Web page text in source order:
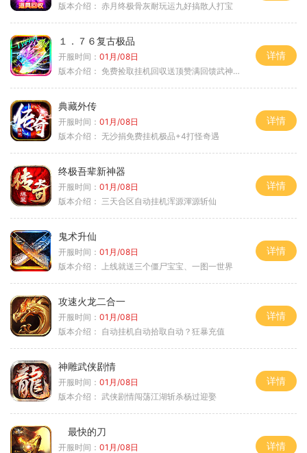
版本介绍： 赤月终极骨灰耐玩运九好搞散人打宝
１．７６复古极品
开服时间： 01月/08日
版本介绍： 免费捡取挂机回収送顶赞满回馈武神之力
详情
典藏外传
开服时间： 01月/08日
版本介绍： 无沙捐免费挂机极品+4打怪奇遇
详情
终极吾辈新神器
开服时间： 01月/08日
版本介绍： 三天合区自动挂机浑源渾源斩仙
详情
鬼术升仙
开服时间： 01月/08日
版本介绍：
上线就送三个僵尸宝宝、一图一世界
详情
攻速火龙二合一
开服时间： 01月/08日
版本介绍： 自动挂机自动拾取自动？狂暴充值
详情
神雕武侠剧情
开服时间： 01月/08日
版本介绍： 武侠剧情闯荡江湖斩杀杨过迎娶
详情
最快的刀
开服时间： 01月/08日
详情